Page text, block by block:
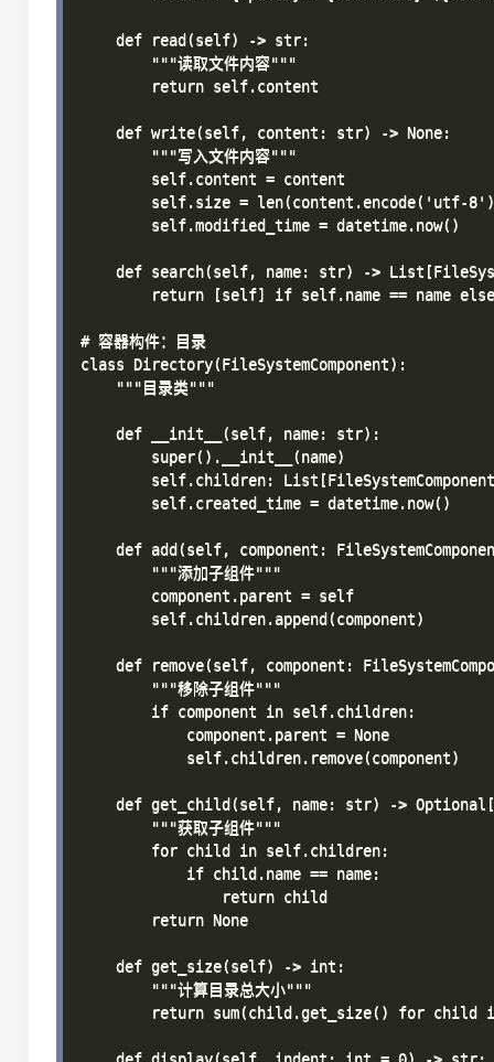
    def read(self) -> str:
        """读取文件内容"""
        return self.content
    def write(self, content: str) -> None:
        """写入文件内容"""
        self.content = content
self.size = len(content.encode('utf-
        self.modified_time = datetime.now()
def search(self, name: str) ->
return [self] if self.name == name
# 容器构件：目录
class Directory(FileSystemComponent):
    """目录类"""
    def __init__(self, name: str):
        super().__init__(name)
self.children:
        self.created_time = datetime.now()
def add(self, component:
        """添加子组件"""
        component.parent = self
        self.children.append(component)
def remove(self, component:
        """移除子组件"""
        if component in self.children:
            component.parent = None
            self.children.remove(component)
def get_child(self, name: str) ->
        """获取子组件"""
        for child in self.children:
            if child.name == name:
                return child
        return None
    def get_size(self) -> int:
        """计算目录总大小"""
return sum(child.get_size() for child